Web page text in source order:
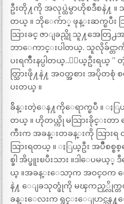
ဦးတို႔ကို အလုပ္ထဲမွာဟိုစဒီစနဲ
တယ္ ။ ဘိုေက်ာ္ ဖုန္းဆက္ၿပီး
သြားခင္ ဇာျခည္ကို သူ႔အေတြ
ဘာေကာင္းပါတယ္. သူလိုခ်င္
ပးရက်ိဳးနပ္ပါတယ္..ႏြယ္ဦးရယ္
တ္သြားဖို႔နဲ႔ အဝတ္အစား အ
ပးတယ္ ။
ခ်ိန္းတဲ့ေန႔ကိုေရာက္ၿပီ ။ ႏြ
တယ္ ။ ဟိုတယ္ကို မသြားခိုင္းတာ
ကီးက အခန္းတခန္းကို သြားရ
သြားရတယ္ ။ ႏြယ္ဦး အပ်ိဳစ
စ္ခါ အိပ္ဖူးၿပီးသား ။ဒါေပ
ယ္ ။အခန္းေသာ့က အဝင္ဝက
နဲ႔ ေျခသုတ္ဖုံကို မၾကည့္လိုက္တ
ခန္းေလးက ရွင္းေျပာင္သန႔္